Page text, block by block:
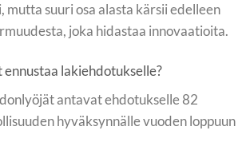
mutta suuri osa alasta kärsii edelleen
joka hidastaa innovaatioita.
lakiehdotukselle?
antavat ehdotukselle 82
hyväksynnälle vuoden loppuun